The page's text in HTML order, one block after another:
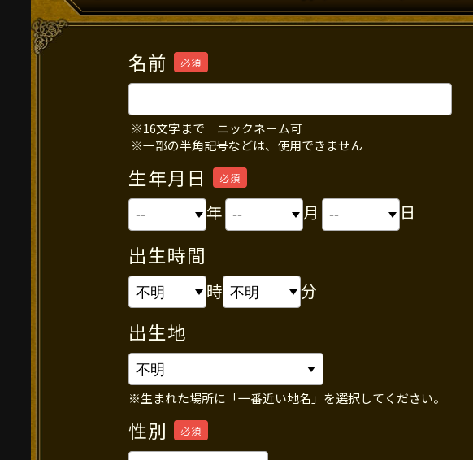
名前 必須
※16文字まで ニックネーム可
※一部の半角記号などは、使用できません
生年月日 必須
年 月 日
出生時間
時 分
出生地
※生まれた場所に「一番近い地名」を選択してください。
性別 必須